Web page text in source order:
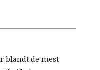
blandt de mest